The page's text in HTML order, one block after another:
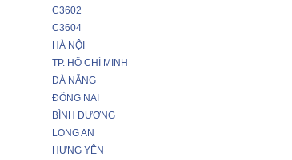
C3602
C3604
HÀ NỘI
TP. HỒ CHÍ MINH
ĐÀ NẴNG
ĐỒNG NAI
BÌNH DƯƠNG
LONG AN
HƯNG YÊN